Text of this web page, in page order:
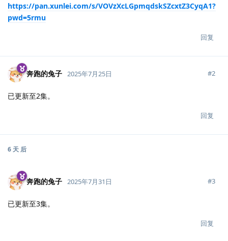
https://pan.xunlei.com/s/VOVzXcLGpmqdskSZcxtZ3CyqA1?
pwd=5rmu
回复
奔跑的兔子 2025年7月25日 #2
已更新至2集。
回复
6 天 后
奔跑的兔子 2025年7月31日 #3
已更新至3集。
回复